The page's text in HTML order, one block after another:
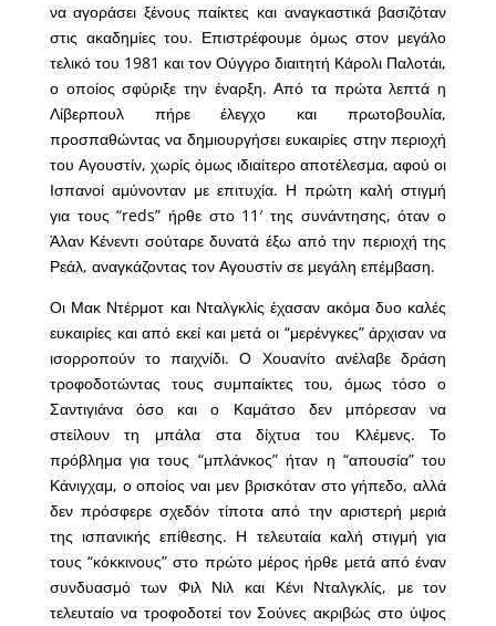
να αγοράσει ξένους παίκτες και αναγκαστικά βασιζόταν
στις ακαδημίες του. Επιστρέφουμε όμως στον μεγάλο
τελικό του 1981 και τον Ούγγρο διαιτητή Κάρολι Παλοτάι,
ο οποίος σφύριξε την έναρξη. Από τα πρώτα λεπτά η
Λίβερπουλ πήρε έλεγχο και πρωτοβουλία,
προσπαθώντας να δημιουργήσει ευκαιρίες στην περιοχή
του Αγουστίν, χωρίς όμως ιδιαίτερο αποτέλεσμα, αφού οι
Ισπανοί αμύνονταν με επιτυχία. Η πρώτη καλή στιγμή
για τους “reds” ήρθε στο 11′ της συνάντησης, όταν ο
Άλαν Κένεντι σούταρε δυνατά έξω από την περιοχή της
Ρεάλ, αναγκάζοντας τον Αγουστίν σε μεγάλη επέμβαση.
Οι Μακ Ντέρμοτ και Νταλγκλίς έχασαν ακόμα δυο καλές
ευκαιρίες και από εκεί και μετά οι “μερένγκες” άρχισαν να
ισορροπούν το παιχνίδι. Ο Χουανίτο ανέλαβε δράση
τροφοδοτώντας τους συμπαίκτες του, όμως τόσο ο
Σαντιγιάνα όσο και ο Καμάτσο δεν μπόρεσαν να
στείλουν τη μπάλα στα δίχτυα του Κλέμενς. Το
πρόβλημα για τους “μπλάνκος” ήταν η “απουσία” του
Κάνιγχαμ, ο οποίος ναι μεν βρισκόταν στο γήπεδο, αλλά
δεν πρόσφερε σχεδόν τίποτα από την αριστερή μεριά
της ισπανικής επίθεσης. Η τελευταία καλή στιγμή για
τους “κόκκινους” στο πρώτο μέρος ήρθε μετά από έναν
συνδυασμό των Φιλ Νιλ και Κένι Νταλγκλίς, με τον
τελευταίο να τροφοδοτεί τον Σούνες ακριβώς στο ύψος